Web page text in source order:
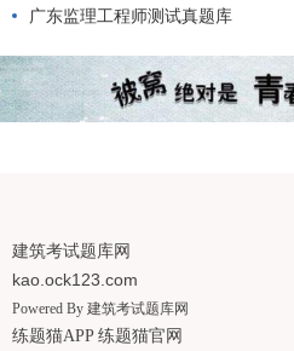
广东监理工程师测试真题库
建筑考试题库网
kao.ock123.com
Powered By 建筑考试题库网
练题猫APP 练题猫官网